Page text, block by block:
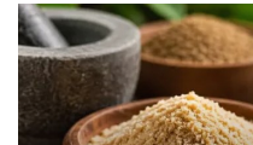
चुटकी
भर
‘हींग’
के
ये